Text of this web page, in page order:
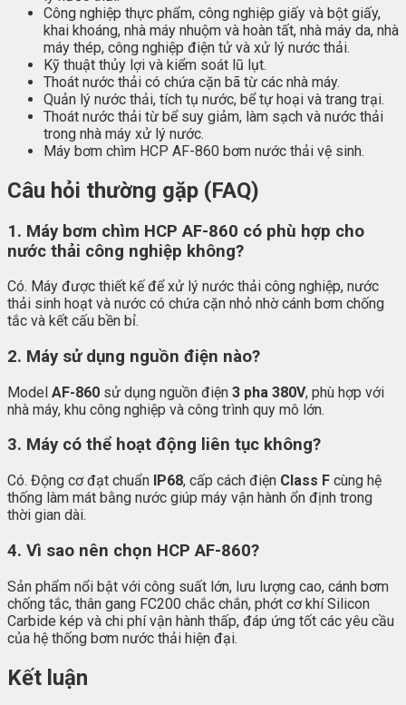
Công nghiệp thực phẩm, công nghiệp giấy và bột giấy,
khai khoáng, nhà máy nhuộm và hoàn tất, nhà máy da, nhà
máy thép, công nghiệp điện tử và xử lý nước thải.
Kỹ thuật thủy lợi và kiểm soát lũ lụt.
Thoát nước thải có chứa cặn bã từ các nhà máy.
Quản lý nước thải, tích tụ nước, bể tự hoại và trang trại.
Thoát nước thải từ bể suy giảm, làm sạch và nước thải
trong nhà máy xử lý nước.
Máy bơm chìm HCP AF-860 bơm nước thải vệ sinh.
Câu hỏi thường gặp (FAQ)
1. Máy bơm chìm HCP AF-860 có phù hợp cho
nước thải công nghiệp không?
Có. Máy được thiết kế để xử lý nước thải công nghiệp, nước
thải sinh hoạt và nước có chứa cặn nhỏ nhờ cánh bơm chống
tắc và kết cấu bền bỉ.
2. Máy sử dụng nguồn điện nào?
Model AF-860 sử dụng nguồn điện 3 pha 380V, phù hợp với
nhà máy, khu công nghiệp và công trình quy mô lớn.
3. Máy có thể hoạt động liên tục không?
Có. Động cơ đạt chuẩn IP68, cấp cách điện Class F cùng hệ
thống làm mát bằng nước giúp máy vận hành ổn định trong
thời gian dài.
4. Vì sao nên chọn HCP AF-860?
Sản phẩm nổi bật với công suất lớn, lưu lượng cao, cánh bơm
chống tắc, thân gang FC200 chắc chắn, phớt cơ khí Silicon
Carbide kép và chi phí vận hành thấp, đáp ứng tốt các yêu cầu
của hệ thống bơm nước thải hiện đại.
Kết luận